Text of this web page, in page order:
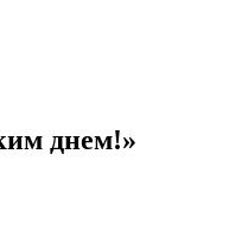
днем!»